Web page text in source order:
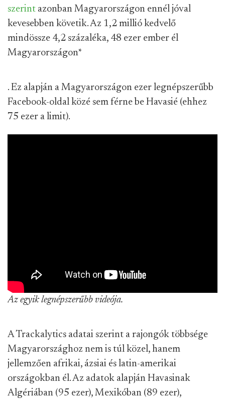
szerint azonban Magyarországon ennél jóval
kevesebben követik. Az 1,2 millió kedvelő
mindössze 4,2 százaléka, 48 ezer ember él
Magyarországon*
. Ez alapján a Magyarországon ezer legnépszerűbb
Facebook-oldal közé sem férne be Havasié (ehhez
75 ezer a limit).
Az egyik legnépszerűbb videója.
A Trackalytics adatai szerint a rajongók többsége
Magyarországhoz nem is túl közel, hanem
jellemzően afrikai, ázsiai és latin-amerikai
országokban él. Az adatok alapján Havasinak
Algériában (95 ezer), Mexikóban (89 ezer),